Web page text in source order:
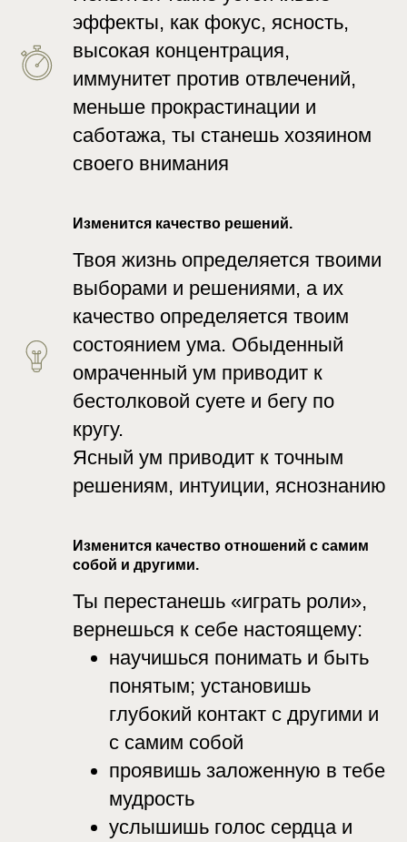
эффекты, как фокус, ясность,
высокая концентрация,
иммунитет против отвлечений,
меньше прокрастинации и
саботажа, ты станешь хозяином
своего внимания
Изменится качество решений.
Твоя жизнь определяется твоими
выборами и решениями, а их
качество определяется твоим
состоянием ума. Обыденный
омраченный ум приводит к
бестолковой суете и бегу по
кругу.
Ясный ум приводит к точным
решениям, интуиции, яснознанию
Изменится качество отношений с самим
собой и другими.
Ты перестанешь «играть роли»,
вернешься к себе настоящему:
научишься понимать и быть
понятым; установишь
глубокий контакт с другими и
с самим собой
проявишь заложенную в тебе
мудрость
услышишь голос сердца и